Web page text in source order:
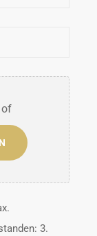
of
3.